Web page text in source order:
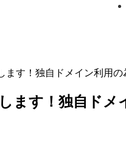
ます！独自ドメイン利用の
ます！独自ドメ